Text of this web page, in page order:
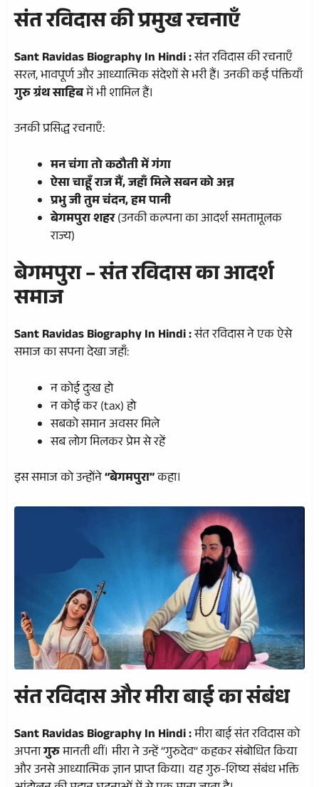
संत रविदास की प्रमुख रचनाएँ
Sant Ravidas Biography In Hindi :संत रविदास की रचनाएँ
सरल, भावपूर्ण और आध्यात्मिक संदेशों से भरी हैं। उनकी कई पंक्तियाँ
गुरु ग्रंथ साहिबमें भी शामिल हैं।
उनकी प्रसिद्ध रचनाएँ:
मन चंगा तो कठौती में गंगा
ऐसा चाहूँ राज मैं, जहाँ मिले सबन को अन्न
प्रभु जी तुम चंदन, हम पानी
बेगमपुरा शहर(उनकी कल्पना का आदर्श समतामूलक
राज्य)
बेगमपुरा – संत रविदास का आदर्श
समाज
Sant Ravidas Biography In Hindi :संत रविदास ने एक ऐसे
समाज का सपना देखा जहाँ:
न कोई दुःख हो
न कोई कर (tax) हो
सबको समान अवसर मिले
सब लोग मिलकर प्रेम से रहें
इस समाज को उन्होंने“बेगमपुरा”कहा।
संत रविदास और मीरा बाई का संबंध
Sant Ravidas Biography In Hindi :मीरा बाई संत रविदास को
अपनागुरुमानती थीं। मीरा ने उन्हें “गुरुदेव” कहकर संबोधित किया
और उनसे आध्यात्मिक ज्ञान प्राप्त किया। यह गुरु-शिष्य संबंध भक्ति